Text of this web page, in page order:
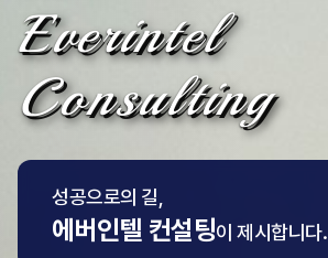
Everintel
Consulting
성공으로의 길,
에버인텔 컨설팅이 제시합니다.